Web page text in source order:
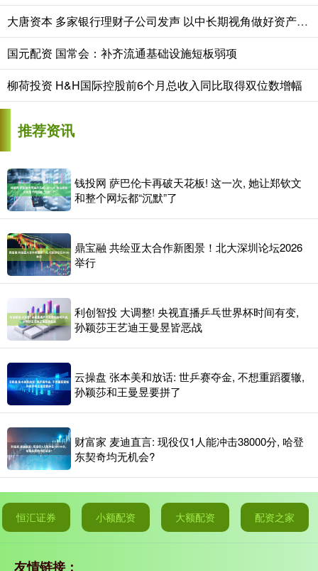
大唐资本 多家银行理财子公司发声 以中长期视角做好资产配置
国元配资 国常会：补齐流通基础设施短板弱项
柳荷投资 H&H国际控股前6个月总收入同比取得双位数增幅
推荐资讯
钱投网 萨巴伦卡再破天花板! 这一次, 她让郑钦文
和整个网坛都“沉默”了
鼎宝融 共绘亚太合作新图景！北大深圳论坛2026
举行
利创智投 大调整! 央视直播乒乓世界杯时间有变,
孙颖莎王艺迪王曼昱皆恶战
云操盘 张本美和放话: 世乒赛夺金, 不想重蹈覆辙,
孙颖莎和王曼昱要拼了
财富家 麦迪直言: 现役仅1人能冲击38000分, 哈登
东契奇均无机会?
恒汇证券 小额配资 大额配资 配资之家
友情链接：